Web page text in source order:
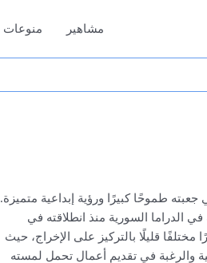
مشاهير منوعات
طموحًا كبيرًا ورؤية إبداعية متميزة.
الدراما السورية منذ انطلاقته في
قليلًا بالتركيز على الإخراج، حيث
والرغبة في تقديم أعمال تحمل لمسته